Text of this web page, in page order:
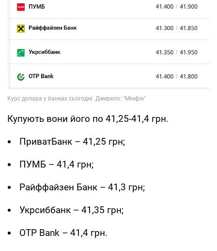
Купують вони його по 41,25-41,4 грн.
ПриватБанк – 41,25 грн;
ПУМБ – 41,4 грн;
Райффайзен Банк – 41,3 грн;
Укрсиббанк – 41,35 грн;
OTP Bank – 41,4 грн.